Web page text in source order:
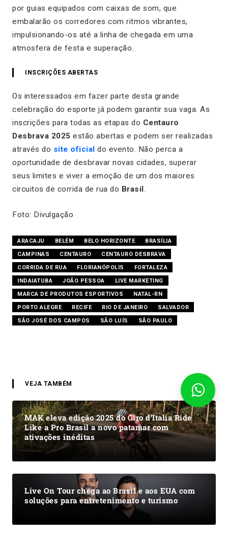
por guias equipados com caixas de som, que
embalarão os corredores com ritmos vibrantes,
impulsionando-os até a linha de chegada em uma
atmosfera de festa e superação.
INSCRIÇÕES ABERTAS
Os interessados em fazer parte desta grande
celebração do esporte já podem garantir sua vaga. As
inscrições para todas as etapas do Centauro
Desbrava 2025 estão abertas e podem ser realizadas
através do site oficial do evento. Não perca a
oportunidade de desbravar novas cidades, superar
seus limites e viver a emoção de um dos maiores
circuitos de corrida de rua do Brasil.
Foto: Divulgação
ARACAJU BELÉM BELO HORIZONTE
BRASÍLIA
CAMPINAS
CENTAURO
CENTAURO DESBRAVA
CORRIDA DE RUA
FLORIANÓPOLIS
FORTALEZA
INDAIATUBA
JOÃO PESSOA
LIVE MARKETING
MARCA DE PRODUTOS ESPORTIVOS
NATAL-RN
PORTO ALEGRE
RECIFE RIO DE JANEIRO
SALVADOR
SÃO JOSÉ DOS CAMPOS
SÃO LUÍS SÃO PAULO
VEJA TAMBÉM
MAK eleva edição 2025 do Giro d’Italia Ride
Like a Pro Brasil a novo patamar com
ativações inéditas
Live On Tour chega ao Brasil e aos EUA com
soluções para entretenimento e turismo